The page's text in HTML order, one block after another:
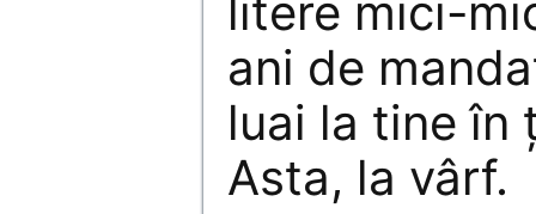
litere mici-
ani de
luai la tine în
Asta, la vârf.